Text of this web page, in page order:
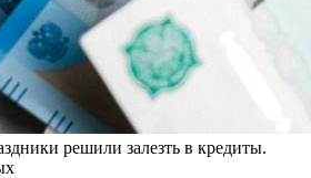
решили залезть в кредиты.